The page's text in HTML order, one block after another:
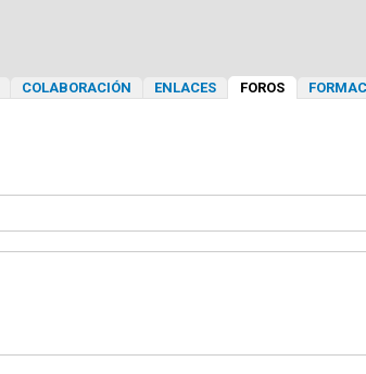
COLABORACIÓN ENLACES FOROS